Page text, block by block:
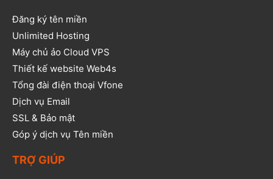
Đăng ký tên miền
Unlimited Hosting
Máy chủ ảo Cloud VPS
Thiết kế website Web4s
Tổng đài điện thoại Vfone
Dịch vụ Email
SSL & Bảo mật
Góp ý dịch vụ Tên miền
TRỢ GIÚP